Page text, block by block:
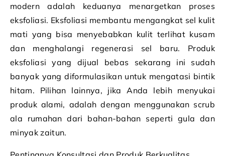
modern adalah keduanya menargetkan proses
eksfoliasi. Eksfoliasi membantu mengangkat sel kulit
mati yang bisa menyebabkan kulit terlihat kusam
dan menghalangi regenerasi sel baru. Produk
eksfoliasi yang dijual bebas sekarang ini sudah
banyak yang diformulasikan untuk mengatasi bintik
hitam. Pilihan lainnya, jika Anda lebih menyukai
produk alami, adalah dengan menggunakan scrub
ala rumahan dari bahan-bahan seperti gula dan
minyak zaitun.